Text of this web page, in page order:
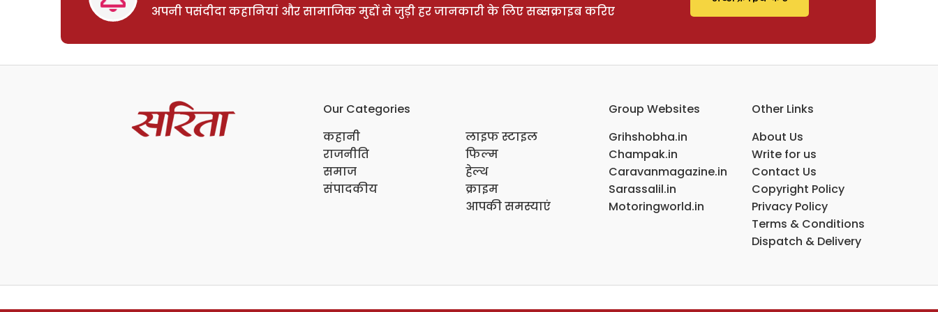
अपनी पसंदीदा कहानियां और सामाजिक मुद्दों से जुड़ी हर जानकारी के लिए सब्सक्राइब करिए
Our Categories
कहानी
राजनीति
समाज
संपादकीय
लाइफ स्टाइल
फिल्म
हेल्थ
क्राइम
आपकी समस्याएं
Group Websites
Grihshobha.in
Champak.in
Caravanmagazine.in
Sarassalil.in
Motoringworld.in
Other Links
About Us
Write for us
Contact Us
Copyright Policy
Privacy Policy
Terms & Conditions
Dispatch & Delivery